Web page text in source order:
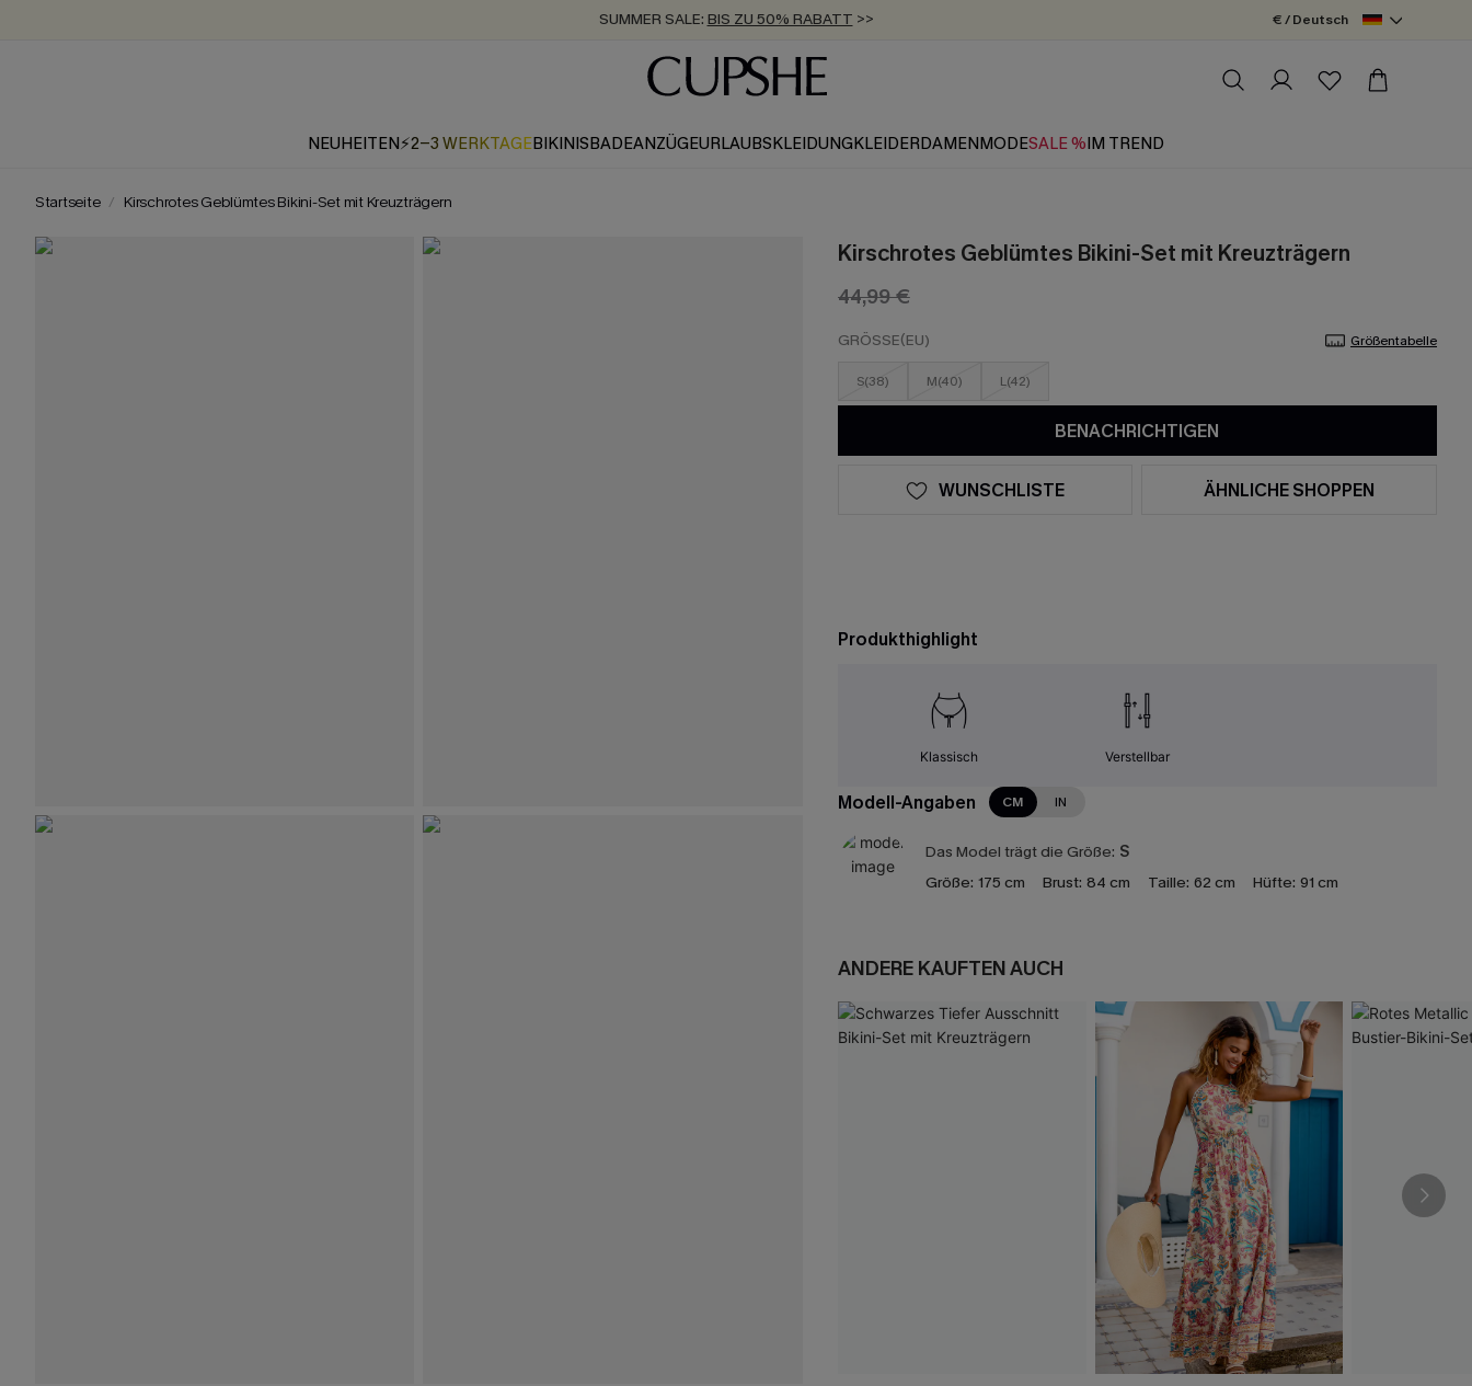
SUMMER SALE: BIS ZU 50% RABATT >>
ZUM NEWSLETTER:BIS ZU -20% EXTRA ERHALTEN
KOSTENLOSER VERSAND AB 89 €
€ / Deutsch
NEUHEITEN⚡2-3 WERKTAGEBIKINISBADEANZÜGEURLAUBSKLEIDUNGKLEIDERDAMENMODESALE %IM TREND
Startseite Kirschrotes Geblümtes Bikini-Set mit Kreuzträgern
Kirschrotes Geblümtes Bikini-Set mit Kreuzträgern
44,99 €
GRÖSSE(EU) Größentabelle
S(38) M(40) L(42)
BENACHRICHTIGEN
WUNSCHLISTE ÄHNLICHE SHOPPEN
Produkthighlight
Klassisch Verstellbar
Modell-Angaben CM IN
Das Model trägt die Größe: S
Größe: 175 cm Brust: 84 cm Taille: 62 cm Hüfte: 91 cm
ANDERE KAUFTEN AUCH